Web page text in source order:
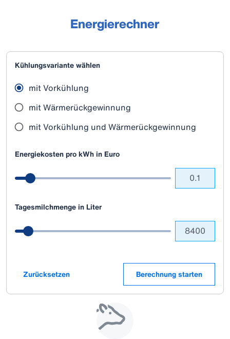
Energierechner
Kühlungsvariante wählen
mit Vorkühlung
mit Wärmerückgewinnung
mit Vorkühlung und Wärmerückgewinnung
Energiekosten pro kWh in Euro
Tagesmilchmenge in Liter
Zurücksetzen Berechnung starten